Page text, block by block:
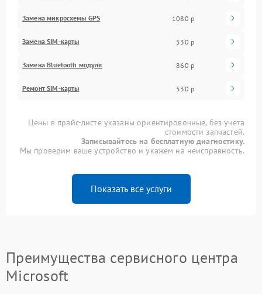
Замена микросхемы GPS 1080 р
Замена SIM-карты 530 р
Замена Bluetooth модуля 860 р
Ремонт SIM-карты 530 р
Цены в прайс-листе указаны ориентировочные, без учета
стоимости запчастей.
Записывайтесь на бесплатную диагностику.
Мы проверим ваше устройство и укажем на неисправность.
Показать все услуги
Преимущества сервисного центра
Microsoft